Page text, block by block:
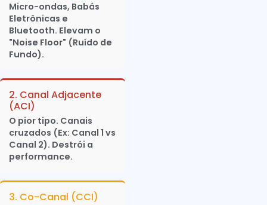
Micro-ondas, Babás
Eletrônicas e
Bluetooth. Elevam o
"Noise Floor" (Ruído de
Fundo).
2. Canal Adjacente
(ACI)
O pior tipo. Canais
cruzados (Ex: Canal 1 vs
Canal 2). Destrói a
performance.
3. Co-Canal (CCI)